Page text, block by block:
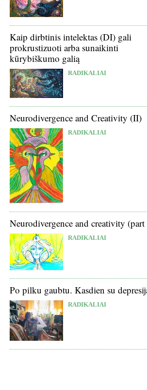
Kaip dirbtinis intelektas (DI) gali
prokrustizuoti arba sunaikinti
kūrybiškumo galią
RADIKALIAI
Neurodivergence and Creativity (II)
RADIKALIAI
Neurodivergence and creativity
RADIKALIAI
Po pilku gaubtu. Kasdien su
RADIKALIAI